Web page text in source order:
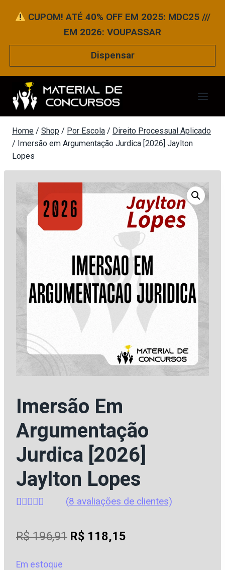
para
CUPOM! ATÉ 40% OFF EM 2025: MDC25 ///
EM 2026: VOUPASSAR
Dispensar
Home / Shop / Por Escola / Direito Processual Aplicado
/ Imersão em Argumentação Jurdica [2026] Jaylton
Lopes
Imersão Em
Argumentação
Jurdica [2026]
Jaylton Lopes
de 5, com
baseado em
de clientes
(8 avaliações de clientes)
R$196,91 O
R$ 118,15
Em estoque